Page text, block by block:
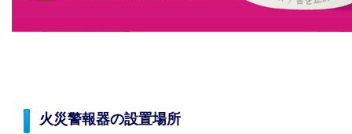
火災警報器の設置場所